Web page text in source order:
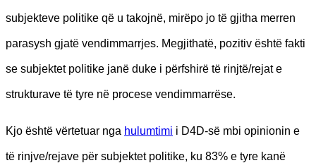
subjekteve politike që u takojnë, mirëpo jo të gjitha merren
parasysh gjatë vendimmarrjes. Megjithatë, pozitiv është fakti
se subjektet politike janë duke i përfshirë të rinjtë/rejat e
strukturave të tyre në procese vendimmarrëse.
Kjo është vërtetuar nga hulumtimi i D4D-së mbi opinionin e
të rinjve/rejave për subjektet politike, ku 83% e tyre kanë